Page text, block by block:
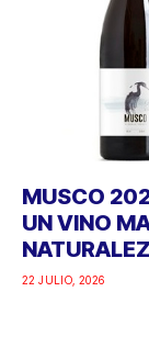
MUSCO
UN VINO
22 JULIO, 2026